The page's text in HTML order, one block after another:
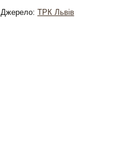
Джерело: ТРК Львів